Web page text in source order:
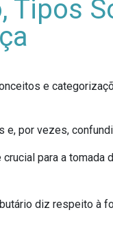
Tipos
e
e, por vezes,
para a
diz respeito à